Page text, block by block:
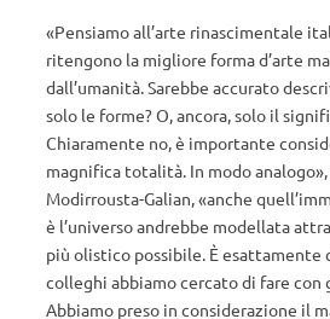
«Pensiamo all’arte rinascimentale
ritengono la migliore forma d’arte
dall’umanità. Sarebbe accurato
solo le forme? O, ancora, solo il
Chiaramente no, è importante
magnifica totalità. In modo analogo»,
Modirrousta-Galian, «anche
è l’universo andrebbe modellata
più olistico possibile. È esattamente
colleghi abbiamo cercato di fare con
Abbiamo preso in considerazione il